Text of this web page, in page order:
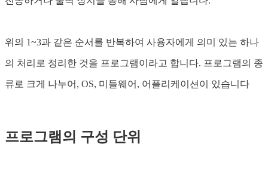
위의 1~3과 같은 순서를 반복하여 사용자에게 의미 있는 하나
의 처리로 정리한 것을 프로그램이라고 합니다. 프로그램의 종
류로 크게 나누어, OS, 미들웨어, 어플리케이션이 있습니다
프로그램의 구성 단위